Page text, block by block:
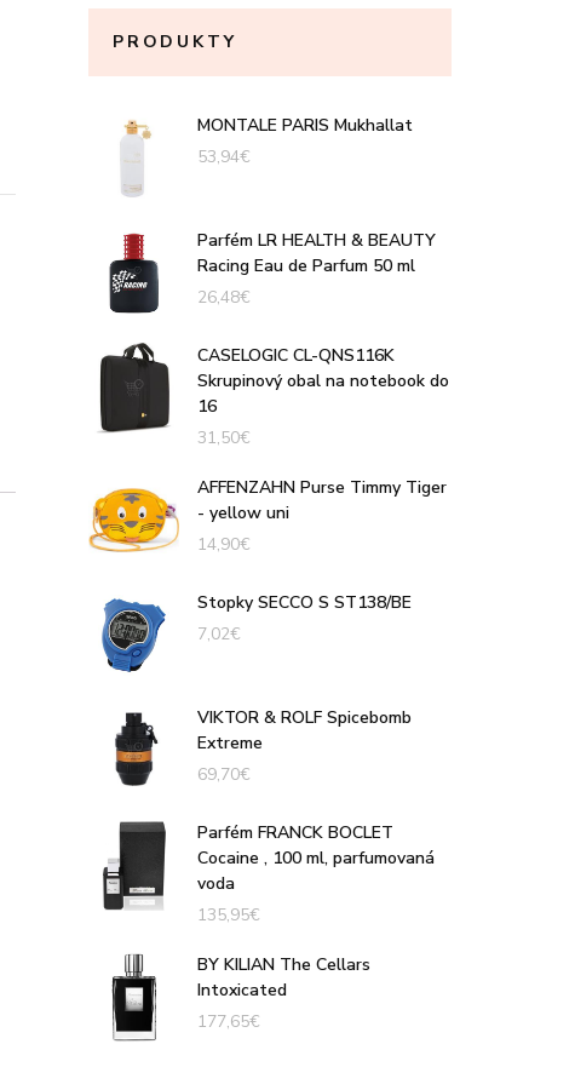
PRODUKTY
MONTALE PARIS Mukhallat
53,94€
Parfém LR HEALTH & BEAUTY
Racing Eau de Parfum 50 ml
26,48€
CASELOGIC CL-QNS116K
Skrupinový obal na notebook do
16
31,50€
AFFENZAHN Purse Timmy Tiger
- yellow uni
14,90€
Stopky SECCO S ST138/BE
7,02€
VIKTOR & ROLF Spicebomb
Extreme
69,70€
Parfém FRANCK BOCLET
Cocaine , 100 ml, parfumovaná
voda
135,95€
BY KILIAN The Cellars
Intoxicated
177,65€